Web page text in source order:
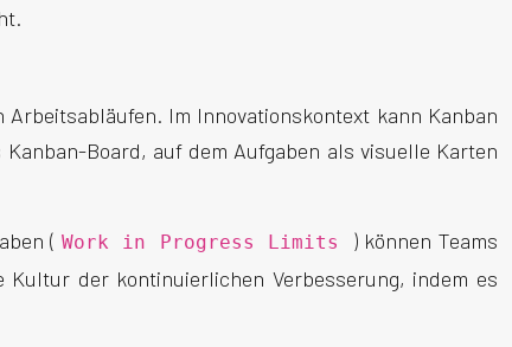
Im Innovationskontext kann Kanban
Board, auf dem Aufgaben als visuelle Karten
( Work in Progress Limits ) können Teams
der kontinuierlichen Verbesserung, indem es